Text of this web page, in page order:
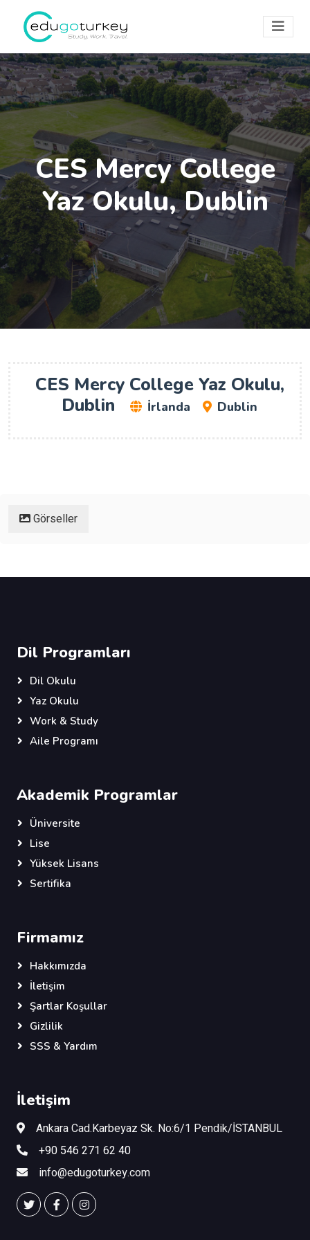
CES Mercy College
Yaz Okulu, Dublin
CES Mercy College Yaz Okulu,
Dublin
İrlanda Dublin
Görseller
Dil Programları
Dil Okulu
Yaz Okulu
Work & Study
Aile Programı
Akademik Programlar
Üniversite
Lise
Yüksek Lisans
Sertifika
Firmamız
Hakkımızda
İletişim
Şartlar Koşullar
Gizlilik
SSS & Yardım
İletişim
Ankara Cad.Karbeyaz Sk. No:6/1 Pendik/İSTANBUL
+90 546 271 62 40
info@edugoturkey.com